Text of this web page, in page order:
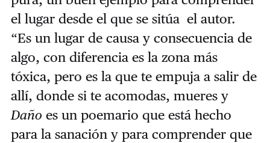
el lugar desde el que se sitúa el autor.
“Es un lugar de causa y consecuencia de
algo, con diferencia es la zona más
tóxica, pero es la que te empuja a salir de
allí, donde si te acomodas, mueres y
Daño es un poemario que está hecho
para la sanación y para comprender que